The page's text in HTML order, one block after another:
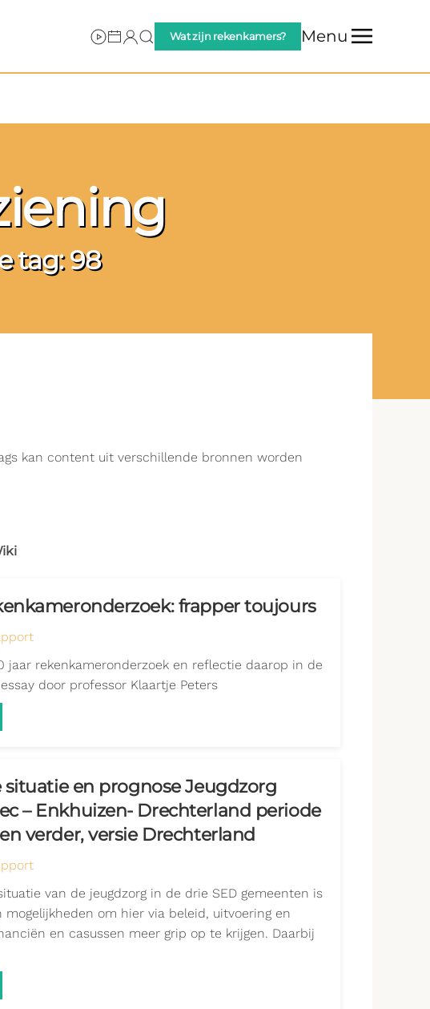
Wat zijn rekenkamers? Menu
tag: 98
kan content uit verschillende bronnen worden
frapper toujours
jaar rekenkameronderzoek en reflectie daarop in de
door professor Klaartje Peters
situatie en prognose Jeugdzorg
– Enkhuizen- Drechterland periode
en verder, versie Drechterland
van de jeugdzorg in de drie SED gemeenten is
mogelijkheden om hier via beleid, uitvoering en
en casussen meer grip op te krijgen. Daarbij